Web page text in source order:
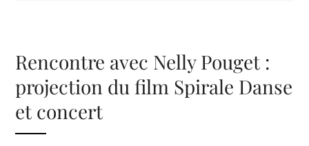
Rencontre avec Nelly Pouget :
projection du film Spirale Danse
et concert